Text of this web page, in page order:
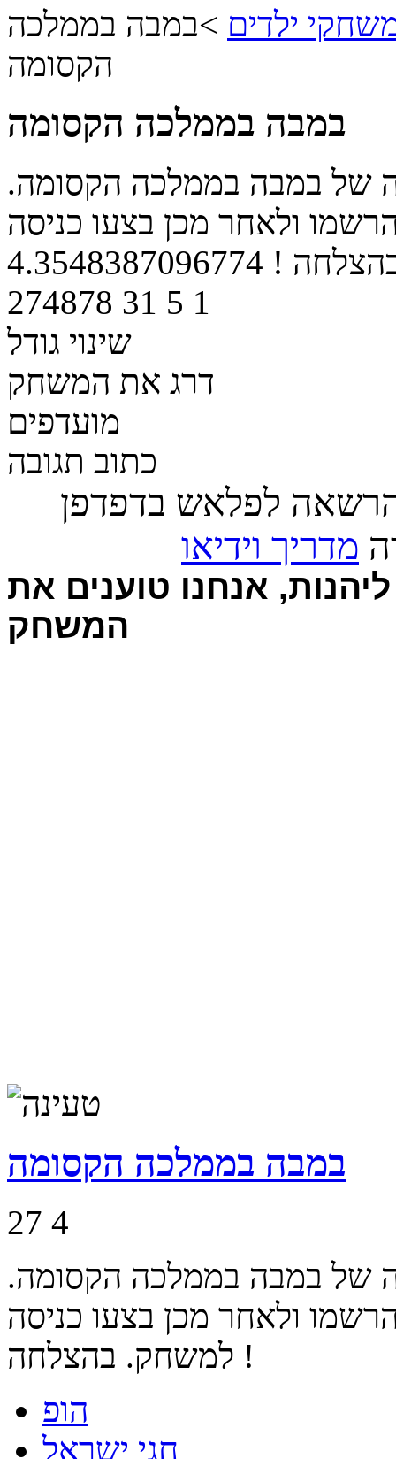
ילדים >במבה בממלכה
הקסומה
במבה בממלכה הקסומה
של במבה בממלכה הקסומה.
ולאחר מכן בצעו כניסה
!
4.3548387096774
274878 31 5 1
שינוי גודל
דרג את המשחק
מועדפים
כתוב תגובה
לפלאש בדפדפן
מדריך וידיאו
אנחנו טוענים את
המשחק
במבה בממלכה הקסומה
27 4
של במבה בממלכה הקסומה.
ולאחר מכן בצעו כניסה
למשחק. בהצלחה !
הופ
חגי ישראל